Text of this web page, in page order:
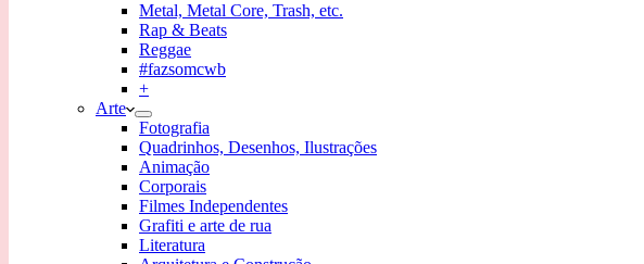
Metal, Metal Core, Trash, etc.
Rap & Beats
Reggae
#fazsomcwb
+
Arte
Fotografia
Quadrinhos, Desenhos, Ilustrações
Animação
Corporais
Filmes Independentes
Grafiti e arte de rua
Literatura